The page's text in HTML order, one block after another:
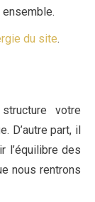
ensemble.
du site.
votre
D’autre part, il
l’équilibre des
nous rentrons